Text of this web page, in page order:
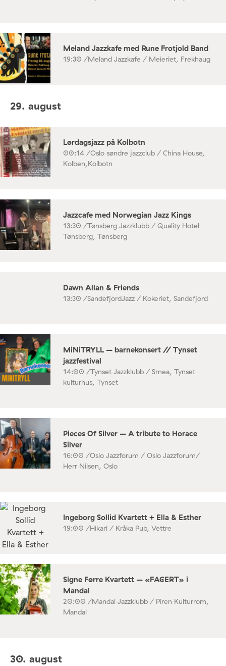
Meland Jazzkafe med Rune Frotjold Band
19:30 /Meland Jazzkafe / Meieriet, Frekhaug
29. august
Lørdagsjazz på Kolbotn
00:14 /Oslo søndre jazzclub / China House,
Kolben,Kolbotn
Jazzcafe med Norwegian Jazz Kings
13:30 /Tønsberg Jazzklubb / Quality Hotel
Tønsberg, Tønsberg
Dawn Allan & Friends
13:30 /SandefjordJazz / Kokeriet, Sandefjord
MiNiTRYLL – barnekonsert // Tynset
jazzfestival
14:00 /Tynset Jazzklubb / Smea, Tynset
kulturhus, Tynset
Pieces Of Silver – A tribute to Horace
Silver
16:00 /Oslo Jazzforum / Oslo Jazzforum/
Herr Nilsen, Oslo
Ingeborg Sollid Kvartett + Ella & Esther
19:00 /Hikari / Kråka Pub, Vettre
Signe Førre Kvartett – «FAGERT» i
Mandal
20:00 /Mandal Jazzklubb / Piren Kulturrom,
Mandal
30. august